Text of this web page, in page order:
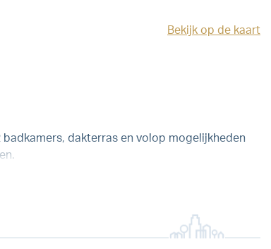
Bekijk op de kaart
dakterras en volop mogelijkheden